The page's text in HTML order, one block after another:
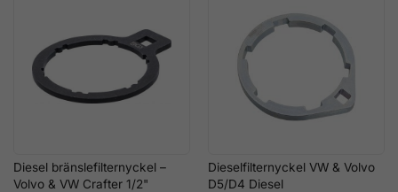
Diesel bränslefilternyckel –
Volvo & VW Crafter 1/2"
Dieselfilternyckel VW & Volvo
D5/D4 Diesel